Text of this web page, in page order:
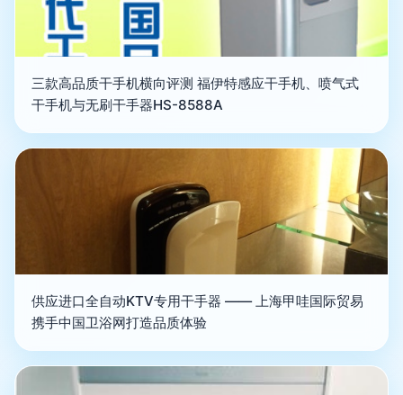
三款高品质干手机横向评测 福伊特感应干手机、喷气式
干手机与无刷干手器HS-8588A
供应进口全自动KTV专用干手器 —— 上海甲哇国际贸易
携手中国卫浴网打造品质体验